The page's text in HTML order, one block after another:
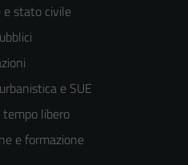
e stato civile
e SUE
libero
e formazione